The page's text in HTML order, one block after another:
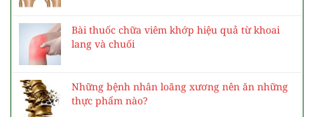
Bài thuốc chữa viêm khớp hiệu quả từ khoai
lang và chuối
Những bệnh nhân loãng xương nên ăn những
thực phẩm nào?